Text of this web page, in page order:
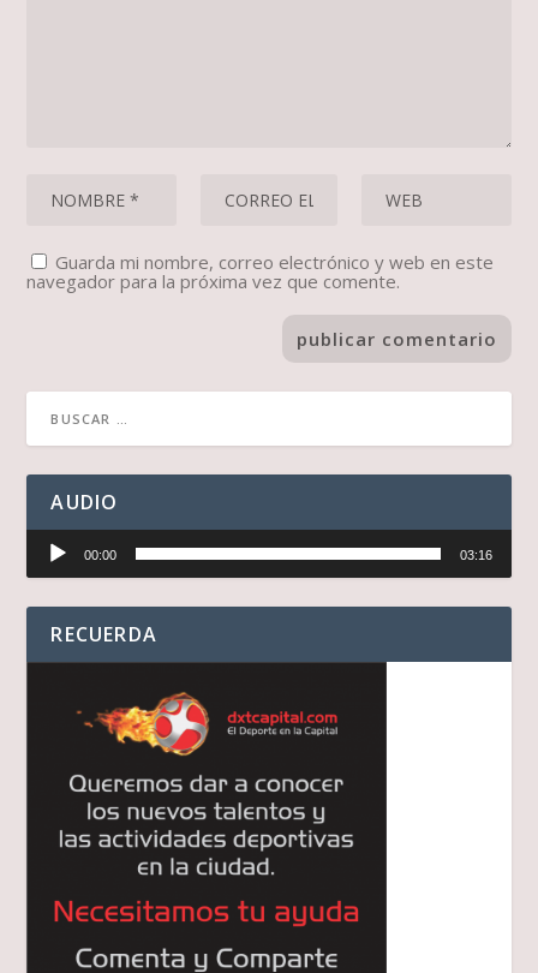
Guarda mi nombre, correo electrónico y web en este
navegador para la próxima vez que comente.
AUDIO
Reproductor
audio
00:00 03:16
RECUERDA